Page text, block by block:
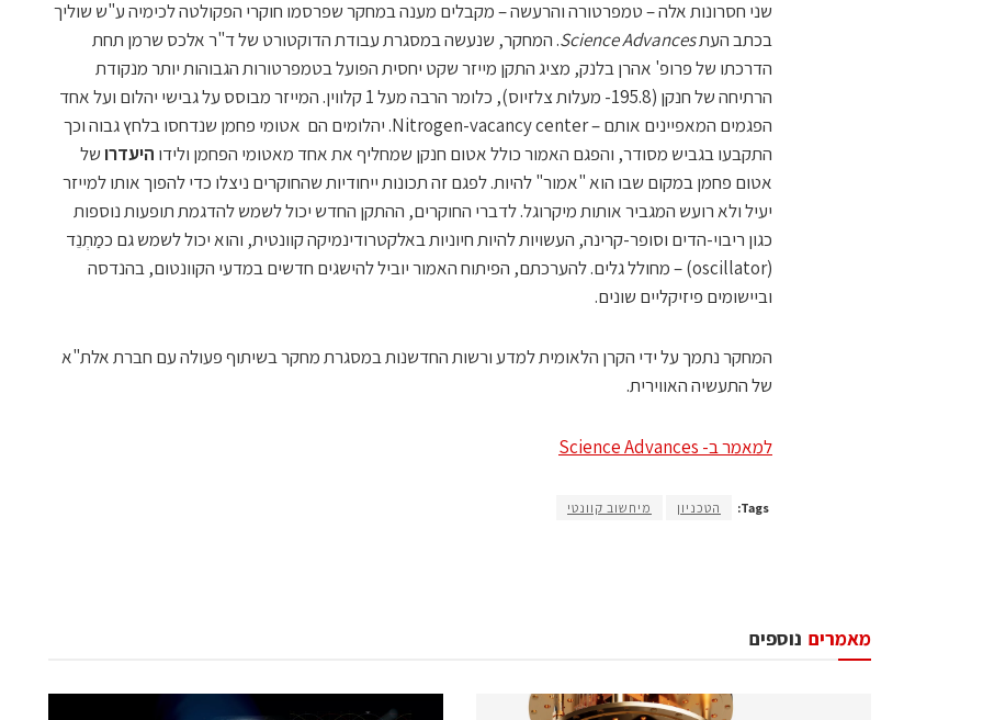
שני חסרונות אלה – טמפרטורה והרעשה – מקבלים מענה במחקר שפרסמו חוקרי הפקולטה לכימיה ע"ש שוליך
בכתב העתScience Advances. המחקר, שנעשה במסגרת עבודת הדוקטורט של ד"ר אלכס שרמן תחת
הדרכתו של פרופ' אהרן בלנק, מציג התקן מייזר שקט יחסית הפועל בטמפרטורות הגבוהות יותר מנקודת
הרתיחה של חנקן (195.8- מעלות צלזיוס), כלומר הרבה מעל 1 קלווין. המייזר מבוסס על גבישי יהלום ועל אחד
הפגמים המאפיינים אותם – Nitrogen-vacancy center. יהלומים הם אטומי פחמן שנדחסו בלחץ גבוה וכך
התקבעו בגביש מסודר, והפגם האמור כולל אטום חנקן שמחליף את אחד מאטומי הפחמן ולידו היעדרושל
אטום פחמן במקום שבו הוא "אמור" להיות. לפגם זה תכונות ייחודיות שהחוקרים ניצלו כדי להפוך אותו למייזר
יעיל ולא רועש המגביר אותות מיקרוגל. לדברי החוקרים, ההתקן החדש יכול לשמש להדגמת תופעות נוספות
כגון ריבוי-הדים וסופר-קרינה, העשויות להיות חיוניות באלקטרודינמיקה קוונטית, והוא יכול לשמש גם כמַתְנֵד
(oscillator) – מחולל גלים. להערכתם, הפיתוח האמור יוביל להישגים חדשים במדעי הקוונטום, בהנדסה
וביישומים פיזיקליים שונים.
המחקר נתמך על ידי הקרן הלאומית למדע ורשות החדשנות במסגרת מחקר בשיתוף פעולה עם חברת אלת"א
של התעשיה האווירית.
למאמר ב- Science Advances
Tags: הטכניון מיחשוב קוונטי
נוספים מאמרים